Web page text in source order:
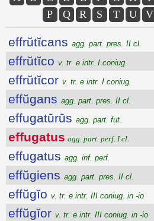
P
Q R S T U V
effrŭtĭcans agg. part. pres. II cl.
effrŭtĭco v. tr. e intr. I coniug.
effrŭtĭcor v. tr. e intr. I coniug.
effŭgans agg. part. pres. II cl.
effugatūrūs agg. part. fut.
effugatus agg. part. perf. I cl.
effugatus agg. inf. perf.
effŭgiens agg. part. pres. II cl.
effŭgĭo v. tr. e intr. III coniug. in -io
effŭgĭor v. tr. e intr. III coniug. in -io